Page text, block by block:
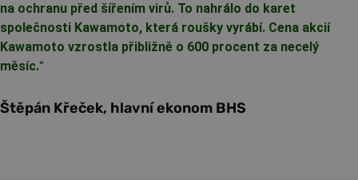
na ochranu před šířením virů. To nahrálo do karet
společnosti Kawamoto, která roušky vyrábí. Cena akcií
Kawamoto vzrostla přibližně o 600 procent za necelý
měsíc."
Štěpán Křeček, hlavní ekonom BHS